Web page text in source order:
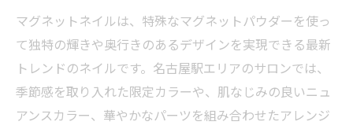
肌色やファッションに合うマグネットネイル術
ファッションとマグネットネイルのカラー
マグネットネイルは、特殊なマグネットパウダーを使っ
て独特の輝きや奥行きのあるデザインを実現できる最新
トレンドのネイルです。名古屋駅エリアのサロンでは、
季節感を取り入れた限定カラーや、肌なじみの良いニュ
アンスカラー、華やかなパーツを組み合わせたアレンジ